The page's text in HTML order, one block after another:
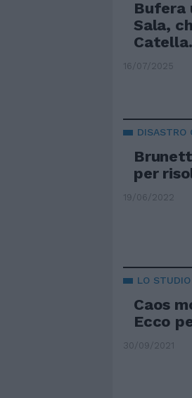
Bufera
Sala,
16/07/2025
DISASTRO
per
19/06/2022
LO
Caos
Ecco
30/09/2021